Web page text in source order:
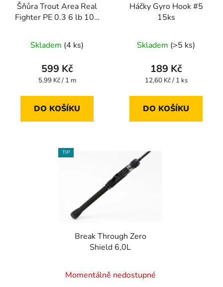
Šňůra Trout Area Real
Fighter PE 0.3 6 lb 100
Skladem (4 ks)
599 Kč
Měrná
5,99 Kč / 1 m
DO KOŠÍKU
Háčky Gyro Hook #5
15ks
Skladem (>5 ks)
189 Kč
Měrná
12,60 Kč / 1 ks
DO KOŠÍKU
TIP
Break Through Zero
Shield 6,0L
Momentálně nedostupné